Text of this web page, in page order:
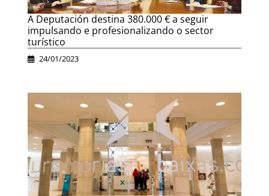
A Deputación destina 380.000 € a seguir
impulsando e profesionalizando o sector
turístico
24/01/2023